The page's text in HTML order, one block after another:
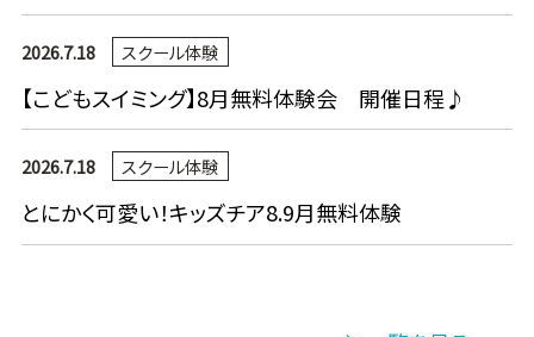
【こどもスイミング】8月無料体験会 開催日程♪
2026.7.18 スクール体験
とにかく可愛い！キッズチア8.9月無料体験
2026.7.18 スクール体験